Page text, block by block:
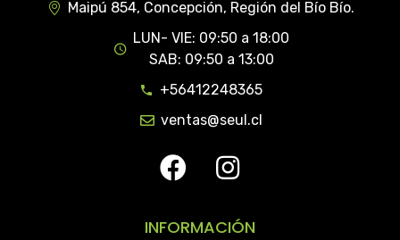
Maipú 854, Concepción, Región del Bío Bío.
LUN- VIE: 09:50 a 18:00
SAB: 09:50 a 13:00
+56412248365
ventas@seul.cl
INFORMACIÓN